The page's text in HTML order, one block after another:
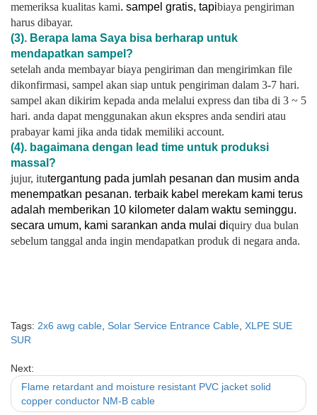
memeriksa kualitas kami. sampel gratis, tapibiaya pengiriman
harus dibayar.
(3). Berapa lama Saya bisa berharap untuk
mendapatkan sampel?
setelah anda membayar biaya pengiriman dan mengirimkan file
dikonfirmasi, sampel akan siap untuk pengiriman dalam 3-7 hari.
sampel akan dikirim kepada anda melalui express dan tiba di 3 ~ 5
hari. anda dapat menggunakan akun ekspres anda sendiri atau
prabayar kami jika anda tidak memiliki account.
(4). bagaimana dengan lead time untuk produksi
massal?
jujur, itutergantung pada jumlah pesanan dan musim anda
menempatkan pesanan. terbaik kabel merekam kami terus
adalah memberikan 10 kilometer dalam waktu seminggu.
secara umum, kami sarankan anda mulai diquiry dua bulan
sebelum tanggal anda ingin mendapatkan produk di negara anda.
Tags: 2x6 awg cable Solar Service Entrance Cable XLPE SUE
SUR
Next:
Flame retardant and moisture resistant PVC jacket solid
copper conductor NM-B cable